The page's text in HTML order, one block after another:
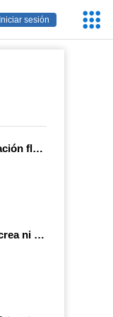
Iniciar sesión
"Coheté": ¡Levitación flamígera!
La energía ni se crea ni se destruye... ¡se experimenta! El Tierno en la Feria Madrid es Ciencia 2026